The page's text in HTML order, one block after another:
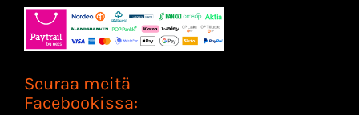
Seuraa meitä
Facebookissa: